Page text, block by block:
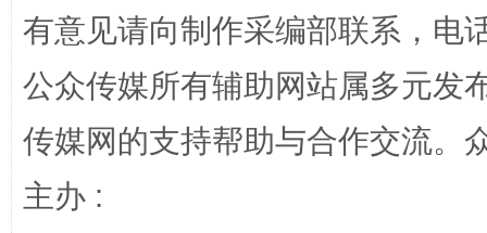
有意见请向制作采编部联系，电
公众传媒所有辅助网站属多元发
传媒网的支持帮助与合作交流。
主办 :